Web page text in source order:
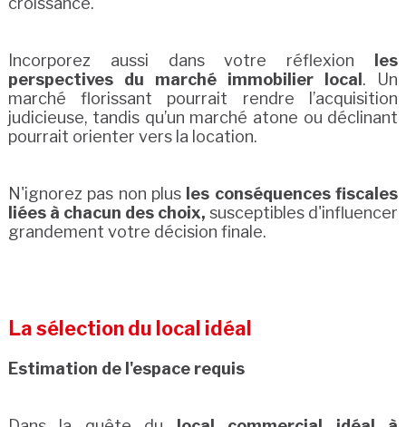
Incorporez aussi dans votre réflexion
les
perspectives du marché immobilier local . Un
marché florissant pourrait rendre l’acquisition
judicieuse, tandis qu’un marché atone ou déclinant
pourrait orienter vers la location.
N'ignorez pas non plus les conséquences fiscales
liées à chacun des choix, susceptibles d'influencer
grandement votre décision finale.
La sélection du local idéal
Estimation de l'espace requis